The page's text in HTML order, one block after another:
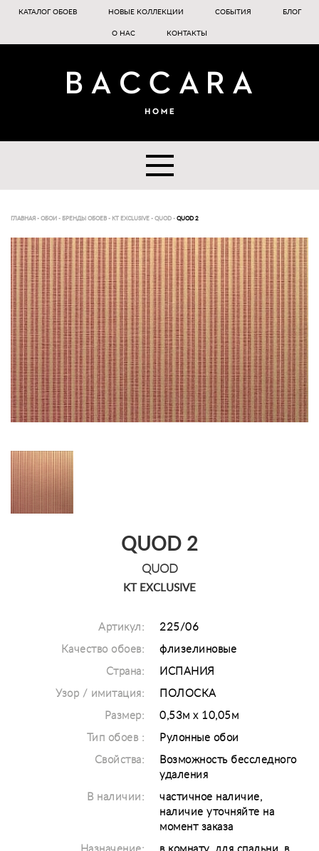
КАТАЛОГ ОБОЕВ НОВЫЕ КОЛЛЕКЦИИ СОБЫТИЯ БЛОГ
О НАС КОНТАКТЫ
ГЛАВНАЯ - ОБОИ - БРЕНДЫ ОБОЕВ - KT EXCLUSIVE - QUOD - QUOD 2
QUOD 2
QUOD
KT EXCLUSIVE
Артикул: 225/06
Качество обоев: флизелиновые
Страна: ИСПАНИЯ
Узор / имитация: ПОЛОСКА
Размер: 0,53м х 10,05м
Тип обоев : Рулонные обои
Свойства:
Возможность бесследного
удаления
В наличии:
частичное наличие,
наличие уточняйте на
момент заказа